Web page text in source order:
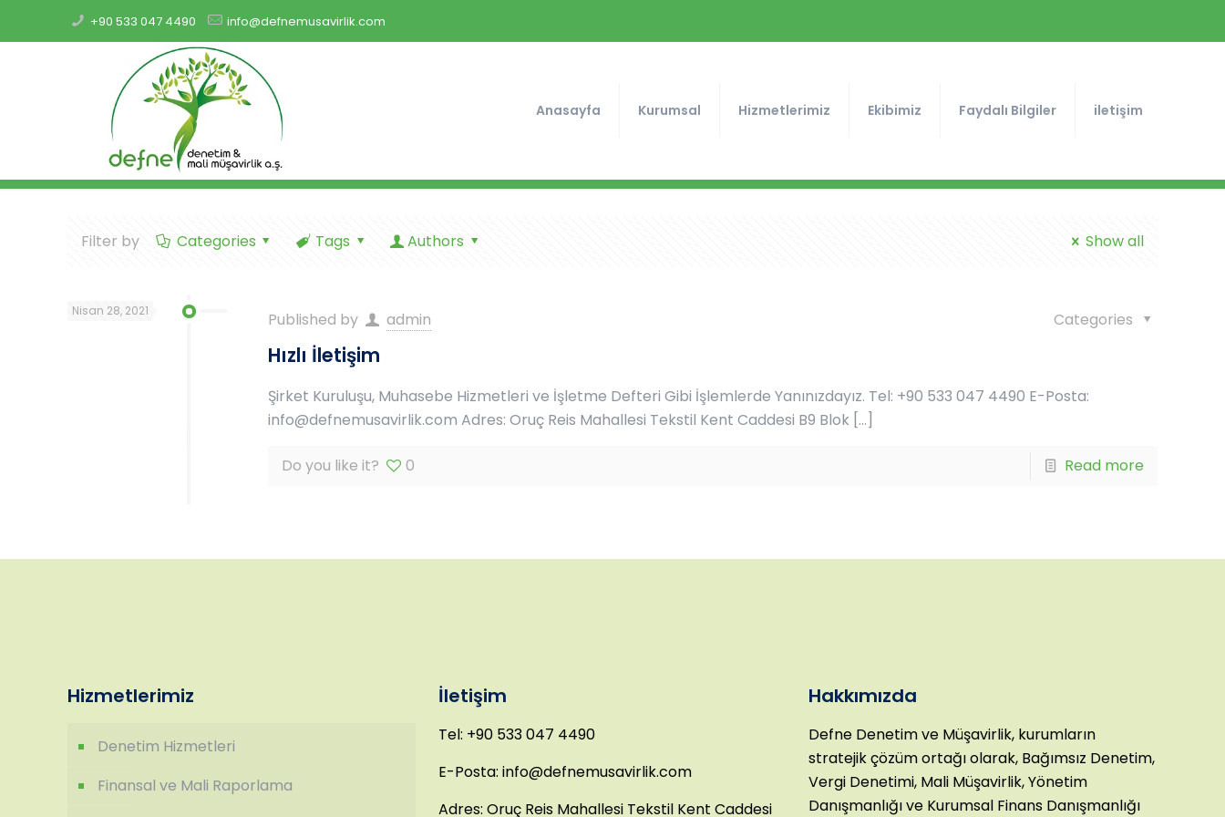
+90 533 047 4490 info@defnemusavirlik.com
Anasayfa Kurumsal Hizmetlerimiz Ekibimiz Faydalı Bilgiler iletişim
Filter by Categories Tags Authors Show all
Nisan 28, 2021 Published by admin Categories
Hızlı İletişim
Şirket Kuruluşu, Muhasebe Hizmetleri ve İşletme Defteri Gibi İşlemlerde Yanınızdayız. Tel: +90 533 047 4490 E-Posta:
info@defnemusavirlik.com Adres: Oruç Reis Mahallesi Tekstil Kent Caddesi B9 Blok […]
Do you like it? 0 Read more
Hizmetlerimiz
Denetim Hizmetleri
Finansal ve Mali Raporlama
İletişim
Tel: +90 533 047 4490
E-Posta: info@defnemusavirlik.com
Adres: Oruç Reis Mahallesi Tekstil Kent Caddesi
Hakkımızda
Defne Denetim ve Müşavirlik, kurumların
stratejik çözüm ortağı olarak, Bağımsız Denetim,
Vergi Denetimi, Mali Müşavirlik, Yönetim
Danışmanlığı ve Kurumsal Finans Danışmanlığı